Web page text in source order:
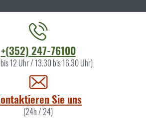
+(352) 247-76100
12 Uhr / 13.30 bis 16.30 Uhr)
Sie uns
(24h / 24)